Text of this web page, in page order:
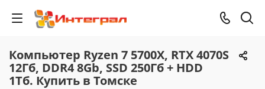
Компьютер Ryzen 7 5700X, RTX 4070S
12Гб, DDR4 8Gb, SSD 250Гб + HDD
1Тб. Купить в Томске